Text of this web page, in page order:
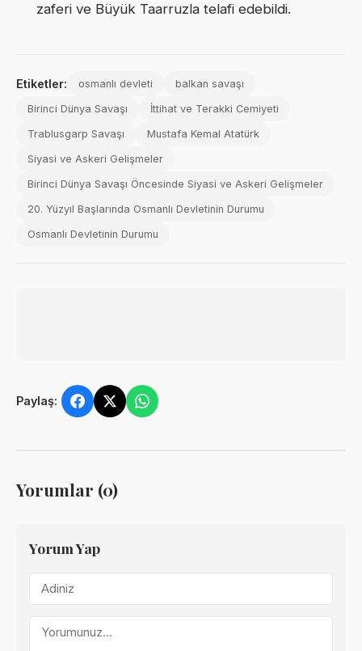
zaferi ve Büyük Taarruzla telafi edebildi.
Etiketler: osmanlı devleti balkan savaşı
Birinci Dünya Savaşı İttihat ve Terakki Cemiyeti
Trablusgarp Savaşı Mustafa Kemal Atatürk
Siyasi ve Askeri Gelişmeler
Birinci Dünya Savaşı Öncesinde Siyasi ve Askeri Gelişmeler
20. Yüzyıl Başlarında Osmanlı Devletinin Durumu
Osmanlı Devletinin Durumu
Paylaş:
Yorumlar (0)
Yorum Yap